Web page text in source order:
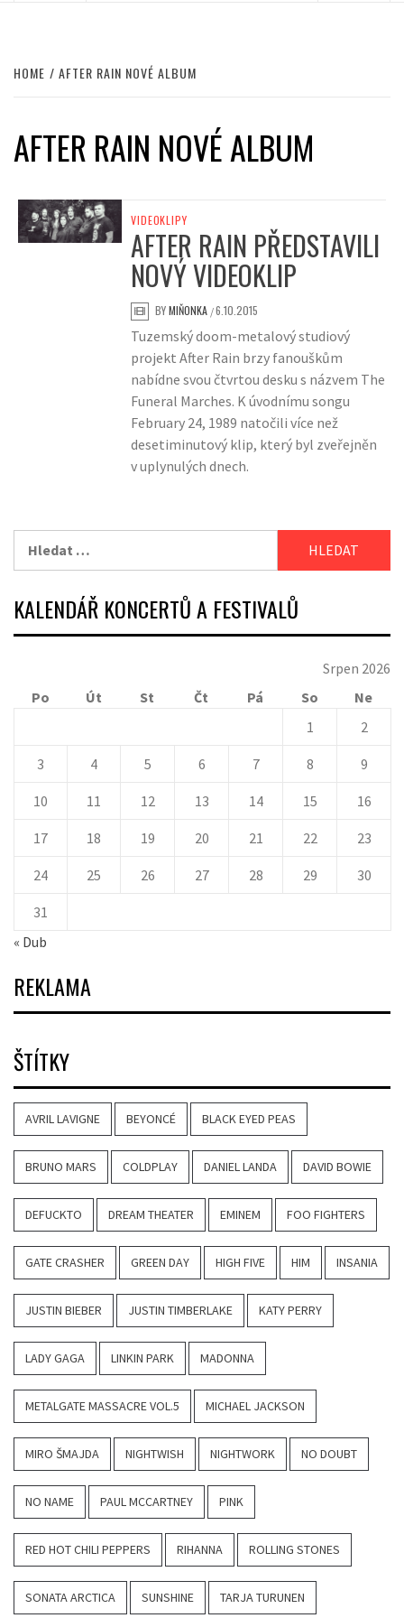
HOME AFTER RAIN NOVÉ ALBUM
AFTER RAIN NOVÉ ALBUM
VIDEOKLIPY
AFTER RAIN PŘEDSTAVILI
NOVÝ VIDEOKLIP
BYMIŇONKA /6.10.2015
Tuzemský doom-metalový studiový
projekt After Rain brzy fanouškům
nabídne svou čtvrtou desku s názvem The
Funeral Marches. K úvodnímu songu
February 24, 1989 natočili více než
desetiminutový klip, který byl zveřejněn
v uplynulých dnech.
KALENDÁŘ KONCERTŮ A FESTIVALŮ
Srpen 2026
Po
Út St Čt Pá So
Ne
1
2
3 4 5 6 7 8 9
10 11 12 13 14 15 16
17 18 19 20 21 22 23
24 25 26 27 28 29 30
31
« Dub
REKLAMA
ŠTÍTKY
AVRIL LAVIGNE BEYONCÉ BLACK EYED PEAS
BRUNO MARS COLDPLAY DANIEL LANDA DAVID BOWIE
DEFUCKTO DREAM THEATER EMINEM FOO FIGHTERS
GATE CRASHER GREEN DAY HIGH FIVE HIM INSANIA
JUSTIN BIEBER JUSTIN TIMBERLAKE KATY PERRY
LADY GAGA LINKIN PARK MADONNA
METALGATE MASSACRE VOL.5 MICHAEL JACKSON
MIRO ŠMAJDA NIGHTWISH NIGHTWORK NO DOUBT
NO NAME PAUL MCCARTNEY PINK
RED HOT CHILI PEPPERS RIHANNA ROLLING STONES
SONATA ARCTICA SUNSHINE TARJA TURUNEN